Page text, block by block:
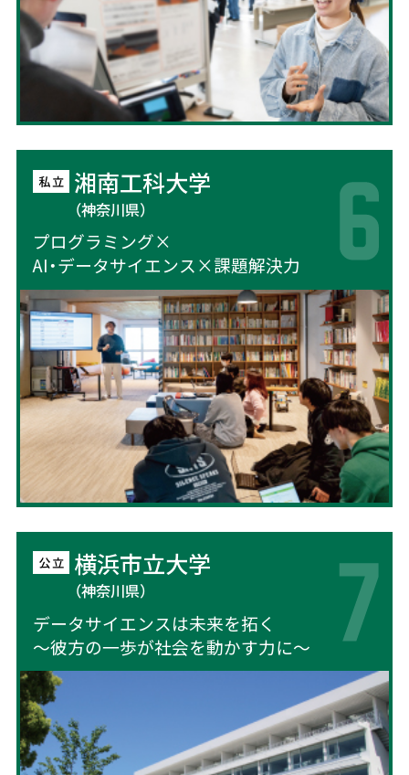
湘南工科大学
（神奈川県）
プログラミング×
AI・データサイエンス×課題解決力
横浜市立大学
（神奈川県）
データサイエンスは未来を拓く
～彼方の一歩が社会を動かす力に～